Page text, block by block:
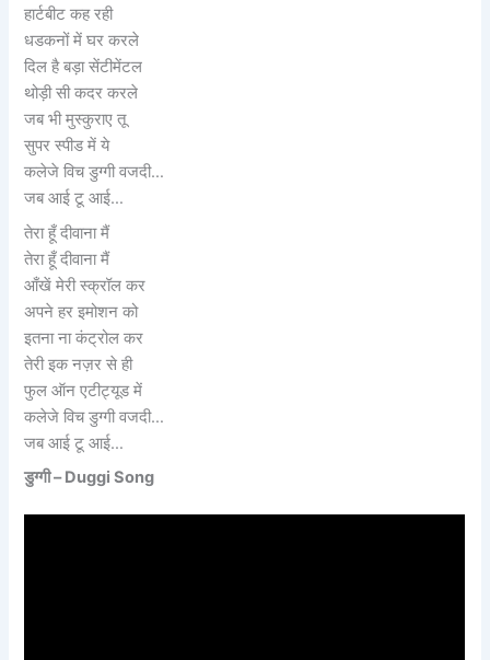
हार्टबीट कह रही
धडकनों में घर करले
दिल है बड़ा सेंटीमेंटल
थोड़ी सी कदर करले
जब भी मुस्कुराए तू
सुपर स्पीड में ये
कलेजे विच डुग्गी वजदी…
जब आई टू आई…
तेरा हूँ दीवाना मैं
तेरा हूँ दीवाना मैं
आँखें मेरी स्क्रॉल कर
अपने हर इमोशन को
इतना ना कंट्रोल कर
तेरी इक नज़र से ही
फुल ऑन एटीट्यूड में
कलेजे विच डुग्गी वजदी…
जब आई टू आई…
डुग्गी – Duggi Song